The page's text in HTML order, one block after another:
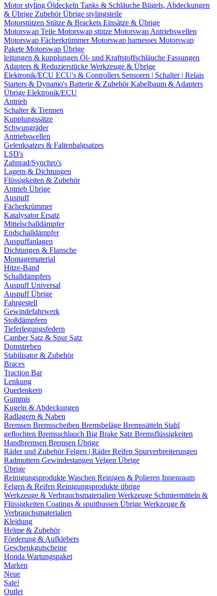
Motor styling Öldeckeln Tanks & Schläuche Bügels, Abdeckungen
& Übrige ZubehörÜbrige stylingsteile
Motorstützen Stütze & Brackets Einsätze & Übrige
Motorswap Teile Motorswap stütze Motorswap Antriebswellen
Motorswap FächerkrümmerMotorswap harnesses Motorswap
Pakete Motorswap Übrige
leitungen & kupplungen Öl- und Kraftstoffschläuche Fassungen
Adapters & Reduzierstücke Werkzeuge & Übrige
Elektronik/ECU ECU's & Controllers Sensoren | Schalter | Relais
Starters & Dynamo's Batterie & ZubehörKabelbaum & Adapters
Übrige Elektronik/ECU
Antrieb
Schalter & Trennen
Kupplungssätze
Schwungräder
Antriebswellen
Gelenksatzes & Faltenbalgsatzes
LSD's
Zahnrad/Synchro's
Lagern & Dichtungen
Flüssigkeiten & Zubehör
Antrieb Übrige
Auspuff
Fächerkrümmer
Katalysator Ersatz
Mittelschalldämpfer
Endschalldämpfer
Auspuffanlagen
Dichtungen & Flansche
Montagematerial
Hitze-Band
Schalldämpfers
Auspuff Universal
Auspuff Übrige
Fahrgestell
Gewindefahrwerk
Stoßdämpfern
Tieferlegungsfedern
Camber Satz & Spur Satz
Domstreben
Stabilisator & Zubehör
Braces
Traction Bar
Lenkung
Querlenkern
Gummis
Kugeln & Abdeckungen
Radlagern & Naben
Bremsen Bremsscheiben Bremsbeläge Bremssätteln Stahl
geflochten Bremsschlauch Big Brake Satz Bremsflüssigkeiten
Handbremsen Bremsen Übrige
Räder und ZubehörFelgen | RäderReifen Spurverbreiterungen
Radmuttern Gewindestangen Velgen Übrige
Übrige
Reinigungsprodukte Waschen Reinigen & Polieren Innenraum
Felgen & Reifen Reinigungsprodukte übrige
Werkzeuge & Verbrauchsmaterialien Werkzeuge Schmiermitteln &
Flüssigkeiten Coatings & spuitbussen Übrige Werkzeuge &
Verbrauchsmaterialien
Kleidung
Helme & Zubehör
Förderung & Aufklebers
Geschenkgutscheine
Honda Wartungspaket
Marken
Neue
Sale!
Outlet